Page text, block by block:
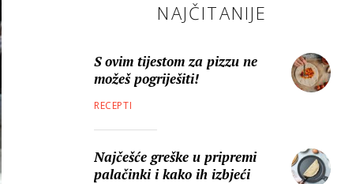
NAJČITANIJE
S ovim tijestom za pizzu ne
možeš pogriješiti!
RECEPTI
Najčešće greške u pripremi
palačinki i kako ih izbjeći